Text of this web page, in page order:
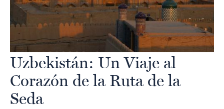
Uzbekistán: Un Viaje al
Corazón de la Ruta de la
Seda